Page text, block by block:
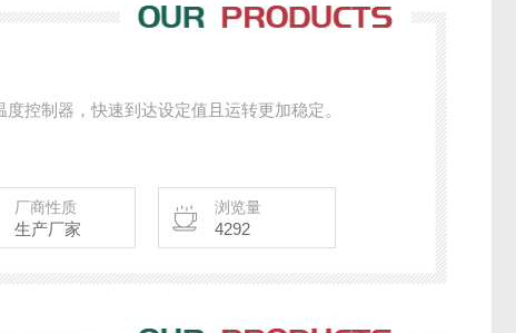
控制器，快速到达设定值且运转更加稳定。
厂商性质
生产厂家
浏览量
4292